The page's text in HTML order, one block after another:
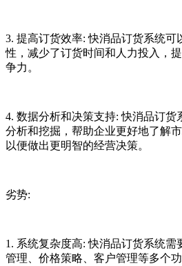
3. 提高订货效率: 快消品订货系统可
性，减少了订货时间和人力投入，
争力。
4. 数据分析和决策支持: 快消品订货
分析和挖掘，帮助企业更好地了解
以便做出更明智的经营决策。
劣势:
1. 系统复杂度高: 快消品订货系统
管理、价格策略、客户管理等多个